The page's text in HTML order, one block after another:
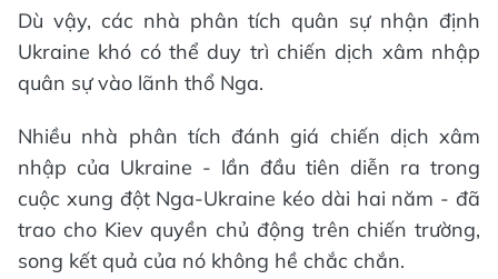
Dù vậy, các nhà phân tích quân sự nhận định
Ukraine khó có thể duy trì chiến dịch xâm nhập
quân sự vào lãnh thổ Nga.
Nhiều nhà phân tích đánh giá chiến dịch xâm
nhập của Ukraine - lần đầu tiên diễn ra trong
cuộc xung đột Nga-Ukraine kéo dài hai năm - đã
trao cho Kiev quyền chủ động trên chiến trường,
song kết quả của nó không hề chắc chắn.